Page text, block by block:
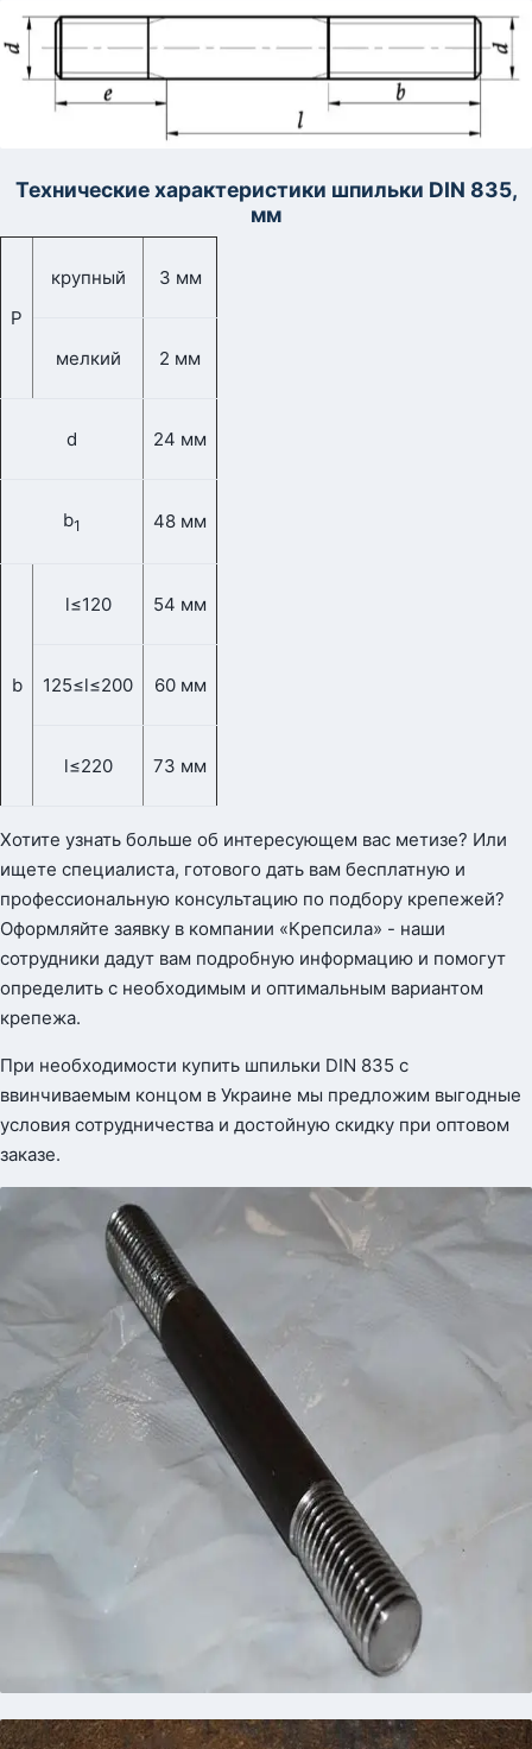
Технические характеристики шпильки DIN 835,
мм
Р
крупный 3 мм
мелкий 2 мм
d 24 мм
b1 48 мм
b
l≤120 54 мм
125≤l≤200 60 мм
l≤220 73 мм
Хотите узнать больше об интересующем вас метизе? Или
ищете специалиста, готового дать вам бесплатную и
профессиональную консультацию по подбору крепежей?
Оформляйте заявку в компании «Крепсила» - наши
сотрудники дадут вам подробную информацию и помогут
определить с необходимым и оптимальным вариантом
крепежа.
При необходимости купить шпильки DIN 835 с
ввинчиваемым концом в Украине мы предложим выгодные
условия сотрудничества и достойную скидку при оптовом
заказе.